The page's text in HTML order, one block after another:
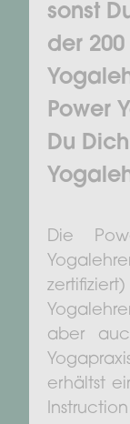
sonst
der
Power
Du
Die
aber
erhältst